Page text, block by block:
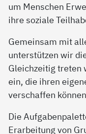
um Menschen
ihre soziale
Gemeinsam mit
unterstützen wir
Gleichzeitig treten
ein, die ihren
verschaffen
Die
Erarbeitung von